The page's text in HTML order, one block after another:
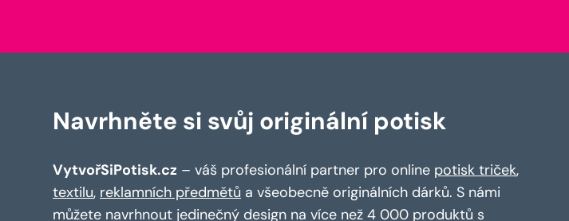
Navrhněte si svůj originální potisk
VytvořSiPotisk.cz – váš profesionální partner pro online potisk triček,
textilu, reklamních předmětů a všeobecně originálních dárků. S námi
můžete navrhnout jedinečný design na více než 4 000 produktů s